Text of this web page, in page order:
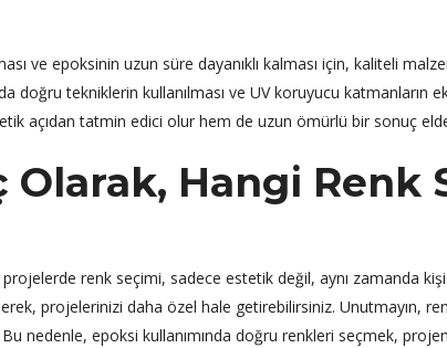
ve epoksinin uzun süre dayanıklı kalması için, kaliteli
doğru tekniklerin kullanılması ve UV koruyucu katmanların
açıdan tatmin edici olur hem de uzun ömürlü bir sonuç
Olarak, Hangi Renk
projelerde renk seçimi, sadece estetik değil, aynı zamanda
projelerinizi daha özel hale getirebilirsiniz. Unutmayın,
nedenle, epoksi kullanımında doğru renkleri seçmek,